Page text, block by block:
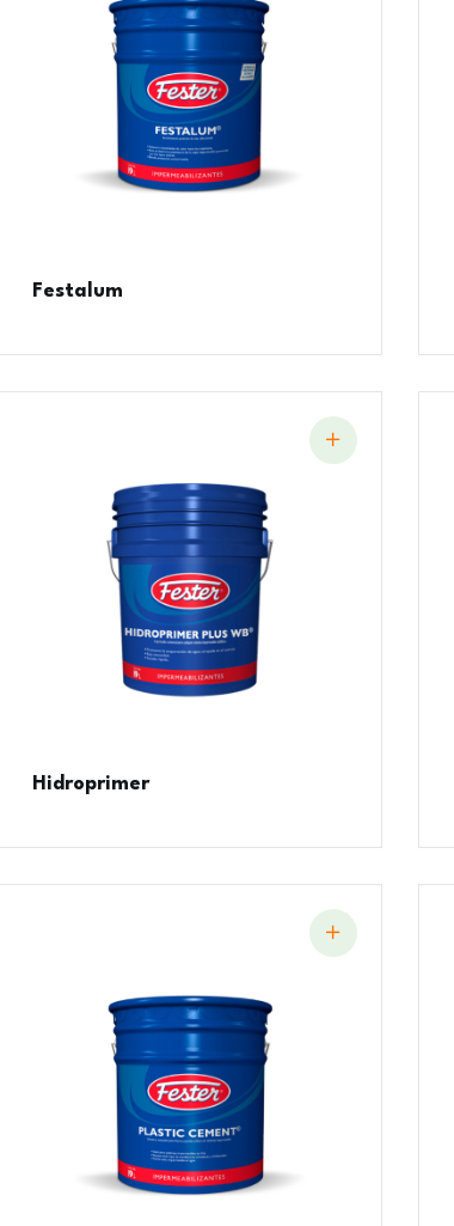
Festalum
Hidroprimer